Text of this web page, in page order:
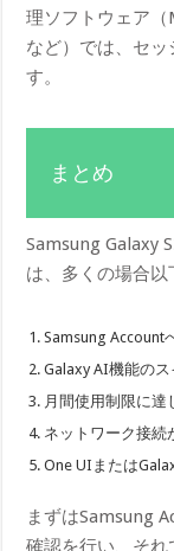
理ソフトウェア
など）では、セ
す。
まとめ
Samsung Galaxy
は、多くの場合以
Samsung Account
Galaxy AI機能の
月間使用制限に達
ネットワーク接続
One UIまたは
まずはSamsung
確認を行い、そ